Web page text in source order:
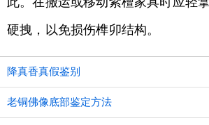
硬拽，以免损伤榫卯结构。
降真香真假鉴别
老铜佛像底部鉴定方法